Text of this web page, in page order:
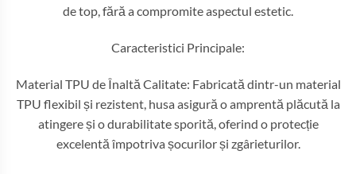
de top, fără a compromite aspectul estetic.
Caracteristici Principale:
Material TPU de Înaltă Calitate: Fabricată dintr-un material
TPU flexibil și rezistent, husa asigură o amprentă plăcută la
atingere și o durabilitate sporită, oferind o protecție
excelentă împotriva șocurilor și zgârieturilor.